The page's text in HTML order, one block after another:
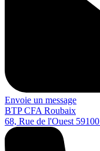
Envoie un message
BTP CFA Roubaix
68, Rue de l'Ouest 59100